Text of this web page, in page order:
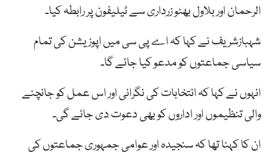
الرحمان اور بلاول بھٹو زرداری سے ٹیلیفون پر رابطہ کیا۔
شہبازشریفنےکہاکہاےپیسیمیںاپوزیشنکیتمام
سیاسیجماعتوںکومدعوکیاجائےگا۔
انہوں نے کہا کہ انتخاباتکینگرانیاوراسعملکوجانچنے
والیتنظیموںاوراداروںکوبھیدعوتدیجائےگی۔
ان کا کہنا تھا کہ سنجیدہاورعوامیجمہوریجماعتوںکی